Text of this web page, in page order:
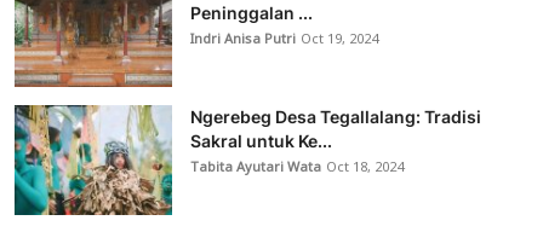
Peninggalan ...
Indri Anisa Putri Oct 19, 2024
Ngerebeg Desa Tegallalang: Tradisi
Sakral untuk Ke...
Tabita Ayutari Wata Oct 18, 2024